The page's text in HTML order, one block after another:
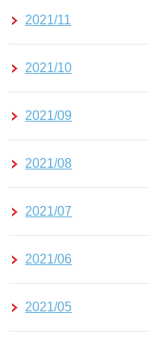
2021/11
2021/10
2021/09
2021/08
2021/07
2021/06
2021/05